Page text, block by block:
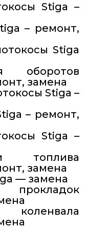
Stiga –
– ремонт,
Stiga
оборотов
замена
Stiga –
– ремонт,
Stiga –
топлива
замена
— замена